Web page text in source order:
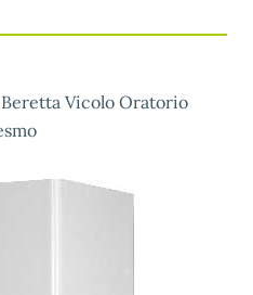
Vicolo Oratorio